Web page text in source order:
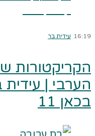
16:19 עידית בר
הקריקטורות
הערבי |
בכאן 11